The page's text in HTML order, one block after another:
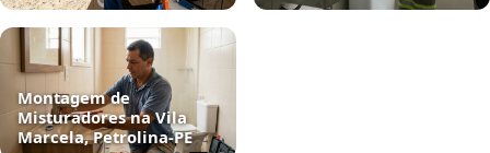
Montagem de
Misturadores na Vila
Marcela, Petrolina‑PE